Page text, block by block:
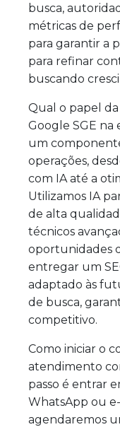
busca,
métricas de
para garantir a
para refinar
buscando
Qual o papel
Google SGE na
um
operações,
com IA até a
Utilizamos IA
de alta
técnicos
oportunidades
entregar um
adaptado às
de busca,
competitivo.
Como iniciar o
atendimento
passo é entrar
WhatsApp ou
agendaremos